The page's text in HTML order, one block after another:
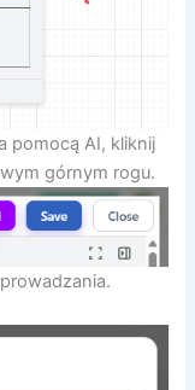
pomocą AI, kliknij
górnym rogu.